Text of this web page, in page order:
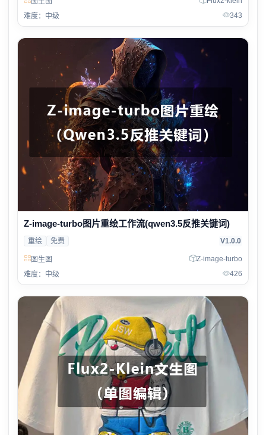
难度：中级
343
Z-image-turbo图片重绘工作流(qwen3.5反推关键词)
重绘 免费 V1.0.0
图生图
Z-image-turbo
难度：中级
426